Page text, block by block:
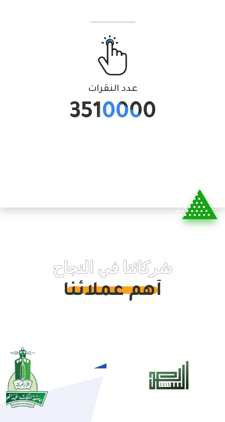
عدد النقرات
3510000
شركائنا في النجاح
أهم عملائنا